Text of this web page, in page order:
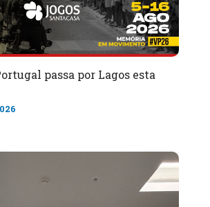
passa por Lagos esta